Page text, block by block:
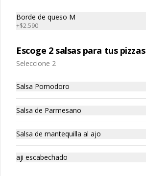
Masa rellena con tomate y mozzarella
Pasta rellena de pollo
Borde de queso M
+$2.590
Escoge 2 salsas para tus pizzas
Seleccione 2
Salsa Pomodoro
Salsa de Parmesano
Salsa de mantequilla al ajo
aji escabechado